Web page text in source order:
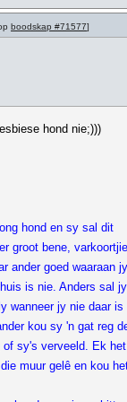
boodskap #71577]
hond nie;)))
hond en sy sal dit
groot bene,
ander goed waaraan
is nie. Anders sal jy
wanneer jy nie daar is
kou sy 'n gat reg
of sy's verveeld. Ek het
muur gelê en kou